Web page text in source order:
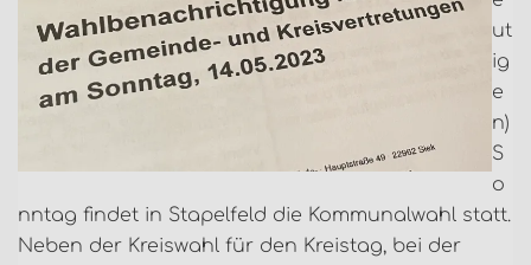
ut
ig
e
n)
S
o
nntag findet in Stapelfeld die Kommunalwahl statt.
Neben der Kreiswahl für den Kreistag, bei der